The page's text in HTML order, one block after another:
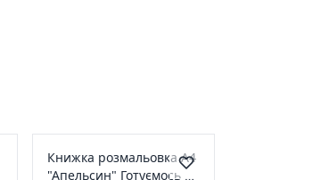
Книжка розмальовка А4
"Апельсин" Готуємось до